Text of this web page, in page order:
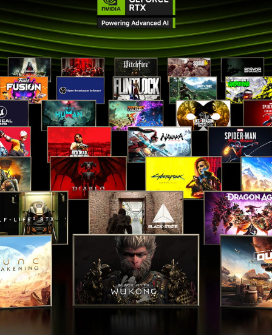
1 USB Type-C® dengan kecepatan transmisi 10
Gbps (teknologi Power Delivery USB,
DisplayPort™ 1.4, HP Sleep and Charge)
2 USB Type-A dengan kecepatan transmisi 5
Gbps
1 port ethernet RJ-45
1 colokan kombo headphone/mikrofon
1 AC smart pin
1 HDMI 2.1
*Untuk mendapatkan kinerja dan kemampuan
pengisian daya baterai yang optimal saat
bermain game dan melakukan rendering,
gunakan adaptor daya yang dikirimkan
bersama PC. Anda dapat menggunakan adaptor
100 W/20 V Type-C atau power bank saat
menjalankan tugas ringan. Pengisian daya
dengan mematikan sistem hanya didukung
dengan adaptor Type-C 20 V atau power bank.
*Untuk mendapatkan hasil terbaik dari
penggunaan HP Sleep and Charge, gunakan
kabel standar protokol pengisian USB atau
adaptor kabel dengan perangkat eksternal.